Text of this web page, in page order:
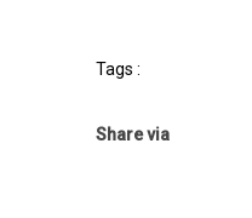
Tags :
Share via